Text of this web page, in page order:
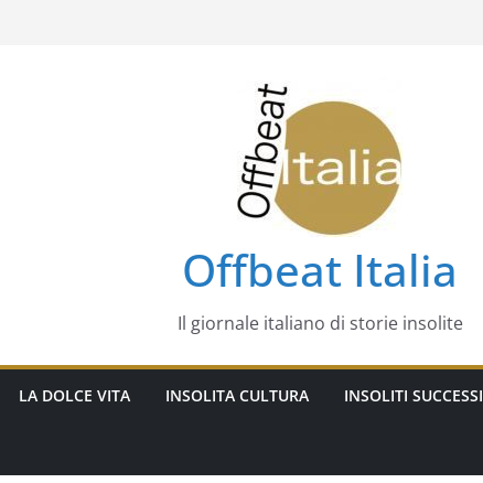
Offbeat Italia
Il giornale italiano di storie insolite
LA DOLCE VITA INSOLITA CULTURA INSOLITI SUCCESSI